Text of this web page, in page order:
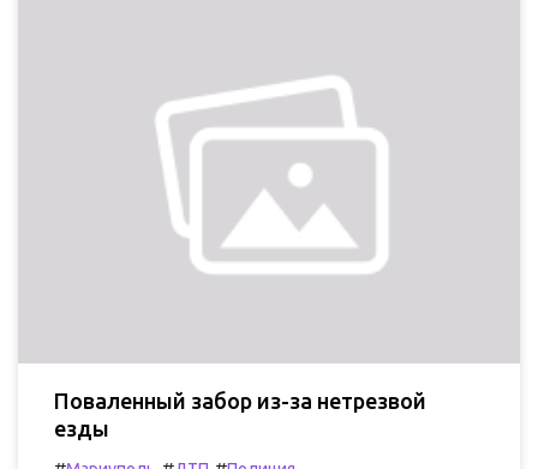
Поваленный забор из-за нетрезвой
езды